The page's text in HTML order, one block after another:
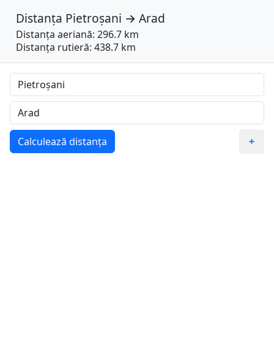
Distanța Pietroșani → Arad
Distanța aeriană: 296.7 km
Distanța rutieră: 438.7 km
Calculează distanța +